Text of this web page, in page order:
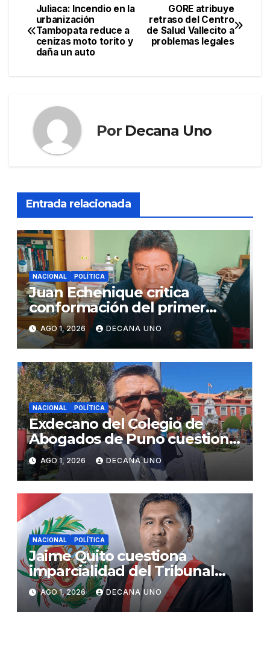
Navegación
de
GORE atribuye
retraso del Centro
de Salud Vallecito a
problemas legales
Juliaca: Incendio en la
urbanización
Tambopata reduce a
cenizas moto torito y
daña un auto
Por Decana Uno
Entrada relacionada
NACIONAL POLÍTICA
Juan Echenique critica
conformación del primer
gabinete ministerial de Keiko
Fujimori
AGO 1, 2026 DECANA UNO
NACIONAL POLÍTICA
Exdecano del Colegio de
Abogados de Puno cuestiona
propuestas sobre seguridad
ciudadana
AGO 1, 2026 DECANA UNO
NACIONAL POLÍTICA
Jaime Quito cuestiona
imparcialidad del Tribunal
Constitucional tras liberación
de Ollanta Humala
AGO 1, 2026 DECANA UNO